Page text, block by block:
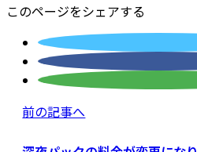
このページをシェアする
前の記事へ